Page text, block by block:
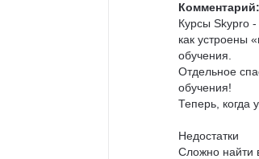
Комментарий:
Курсы Skypro
как устроены
обучения.
Отдельное
обучения!
Теперь, когда
Недостатки
Сложно найти